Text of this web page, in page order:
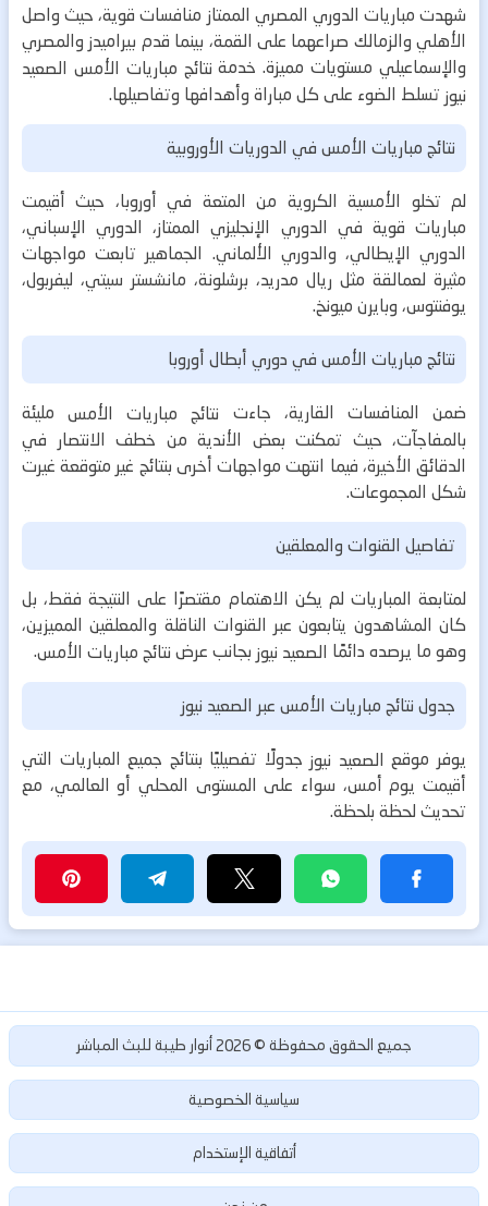
شهدت مباريات الدوري المصري الممتاز منافسات قوية، حيث واصل
الأهلي والزمالك صراعهما على القمة، بينما قدم بيراميدز والمصري
والإسماعيلي مستويات مميزة. خدمة نتائج مباريات الأمس الصعيد
نيوز تسلط الضوء على كل مباراة وأهدافها وتفاصيلها.
نتائج مباريات الأمس في الدوريات الأوروبية
لم تخلو الأمسية الكروية من المتعة في أوروبا، حيث أقيمت
مباريات قوية في الدوري الإنجليزي الممتاز، الدوري الإسباني،
الدوري الإيطالي، والدوري الألماني. الجماهير تابعت مواجهات
مثيرة لعمالقة مثل ريال مدريد، برشلونة، مانشستر سيتي، ليفربول،
يوفنتوس، وبايرن ميونخ.
نتائج مباريات الأمس في دوري أبطال أوروبا
ضمن المنافسات القارية، جاءت نتائج مباريات الأمسمليئة
بالمفاجآت، حيث تمكنت بعض الأندية من خطف الانتصار في
الدقائق الأخيرة، فيما انتهت مواجهات أخرى بنتائج غير متوقعة غيرت
شكل المجموعات.
تفاصيل القنوات والمعلقين
لمتابعة المباريات لم يكن الاهتمام مقتصرًا على النتيجة فقط، بل
كان المشاهدون يتابعون عبر القنوات الناقلة والمعلقين المميزين،
وهو ما يرصده دائمًا الصعيد نيوز بجانب عرض نتائج مباريات الأمس.
جدول نتائج مباريات الأمس عبر الصعيد نيوز
يوفر موقع الصعيد نيوز جدولًا تفصيليًا بنتائج جميع المباريات التي
أقيمت يوم أمس، سواء على المستوى المحلي أو العالمي، مع
تحديث لحظة بلحظة.
جميع الحقوق محفوظة ©2026أنوار طيبة للبث المباشر
سياسية الخصوصية
أتفاقية الإستخدام